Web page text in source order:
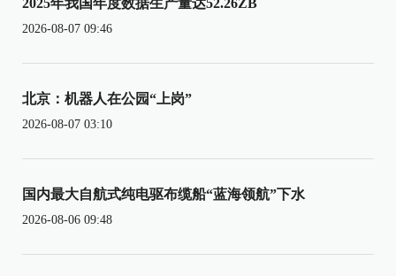
2026-08-07 09:46
北京：机器人在公园“上岗”
2026-08-07 03:10
国内最大自航式纯电驱布缆船“蓝海领航”下水
2026-08-06 09:48